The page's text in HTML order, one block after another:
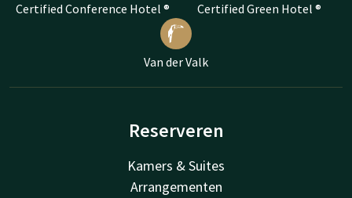
Certified Conference Hotel ® Certified Green Hotel ®
Van der Valk
Reserveren
Kamers & Suites
Arrangementen